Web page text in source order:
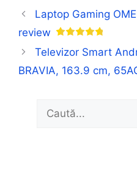
Laptop Gaming
review
Televizor Smart
BRAVIA, 163.9 cm,
Caută